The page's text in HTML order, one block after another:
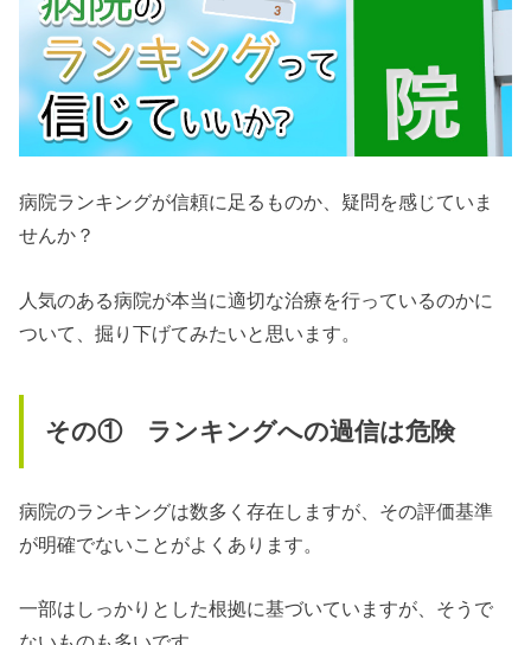
病院ランキングが信頼に足るものか、疑問を感じていま
せんか？
人気のある病院が本当に適切な治療を行っているのかに
ついて、掘り下げてみたいと思います。
その① ランキングへの過信は危険
病院のランキングは数多く存在しますが、その評価基準
が明確でないことがよくあります。
一部はしっかりとした根拠に基づいていますが、そうで